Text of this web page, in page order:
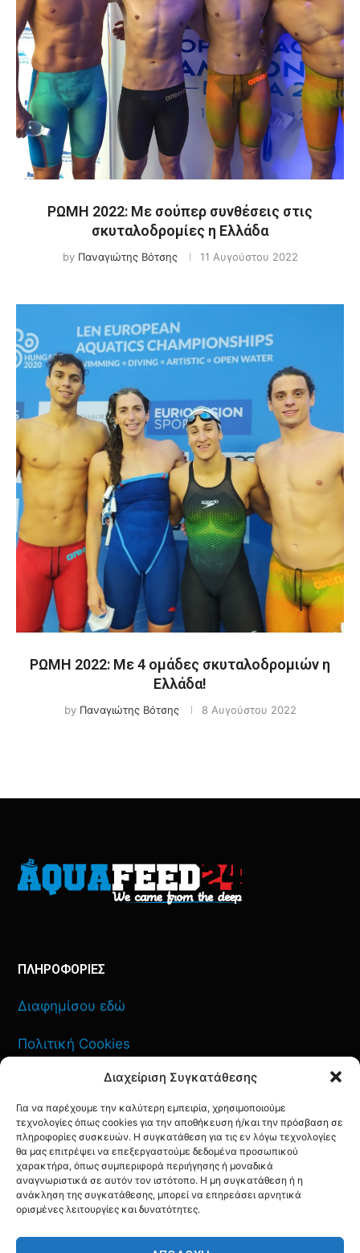
Διαχείριση Συγκατάθεσης
Για να παρέχουμε την καλύτερη εμπειρία, χρησιμοποιούμε
τεχνολογίες όπως cookies για την αποθήκευση ή/και την πρόσβαση σε
πληροφορίες συσκευών. Η συγκατάθεση για τις εν λόγω τεχνολογίες
θα μας επιτρέψει να επεξεργαστούμε δεδομένα προσωπικού
χαρακτήρα, όπως συμπεριφορά περιήγησης ή μοναδικά
αναγνωριστικά σε αυτόν τον ιστότοπο. Η μη συγκατάθεση ή η
ανάκληση της συγκατάθεσης, μπορεί να επηρεάσει αρνητικά
ορισμένες λειτουργίες και δυνατότητες.
ΡΩΜΗ 2022: Με σούπερ συνθέσεις στις
σκυταλοδρομίες η Ελλάδα
by Παναγιώτης Βότσης 11 Αυγούστου 2022
ΡΩΜΗ 2022: Με 4 ομάδες σκυταλοδρομιών η
Ελλάδα!
by Παναγιώτης Βότσης 8 Αυγούστου 2022
ΠΛΗΡΟΦΟΡΙΕΣ
Διαφημίσου εδώ
Πολιτική Cookies
Πολιτική Απορρήτου
ΕΠΙΚΟΙΝΩΝΙΑ